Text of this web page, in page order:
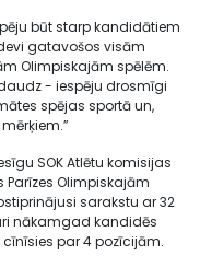
būt starp kandidātiem
gatavošos visām
Olimpiskajām spēlēm.
- iespēju drosmīgi
spējas sportā un,
SOK Atlētu komisijas
Olimpiskajām
sarakstu ar 32
nākamgad kandidēs
cīnīsies par 4 pozīcijām.